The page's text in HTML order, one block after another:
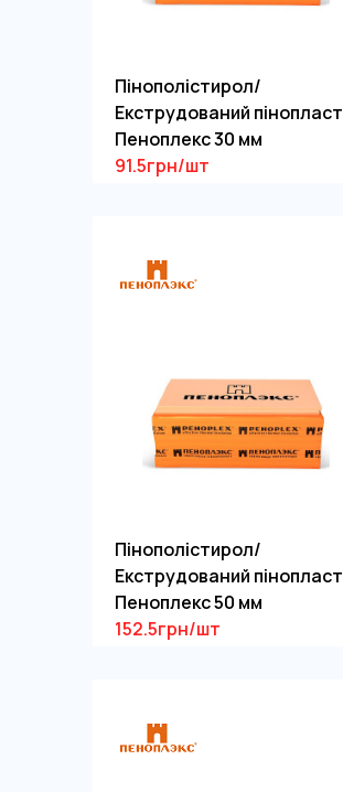
Пінополістирол/
Екструдований пінопласт
Пеноплекс 30 мм
91.5грн/шт
Пінополістирол/
Екструдований пінопласт
Пеноплекс 50 мм
152.5грн/шт